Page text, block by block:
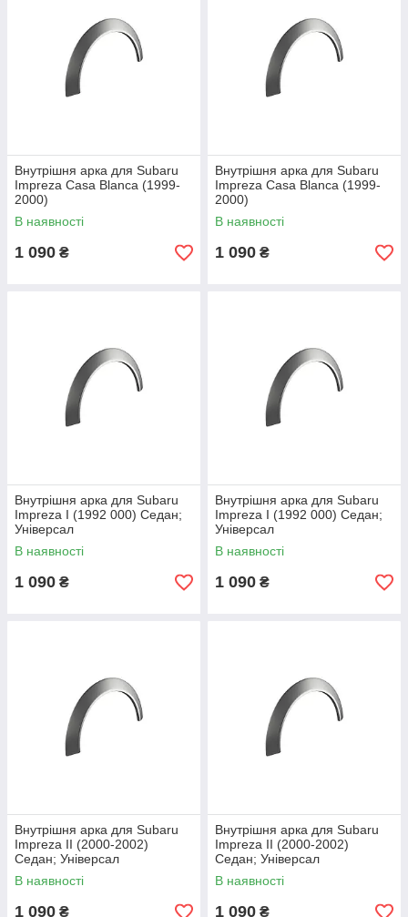
Внутрішня арка для Subaru
Impreza Casa Blanca (1999-
2000)
В наявності
1 090 ₴
Внутрішня арка для Subaru
Impreza Casa Blanca (1999-
2000)
В наявності
1 090 ₴
Внутрішня арка для Subaru
Impreza I (1992 000) Седан;
Універсал
В наявності
1 090 ₴
Внутрішня арка для Subaru
Impreza I (1992 000) Седан;
Універсал
В наявності
1 090 ₴
Внутрішня арка для Subaru
Impreza II (2000-2002)
Седан; Універсал
В наявності
1 090 ₴
Внутрішня арка для Subaru
Impreza II (2000-2002)
Седан; Універсал
В наявності
1 090 ₴